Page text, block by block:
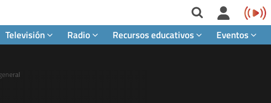
Televisión Radio Recursos educativos Eventos